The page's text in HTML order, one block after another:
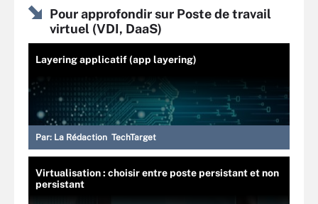
Pour approfondir sur Poste de travail
virtuel (VDI, DaaS)
Layering applicatif (app layering)
Par: La Rédaction TechTarget
Virtualisation : choisir entre poste persistant et non
persistant